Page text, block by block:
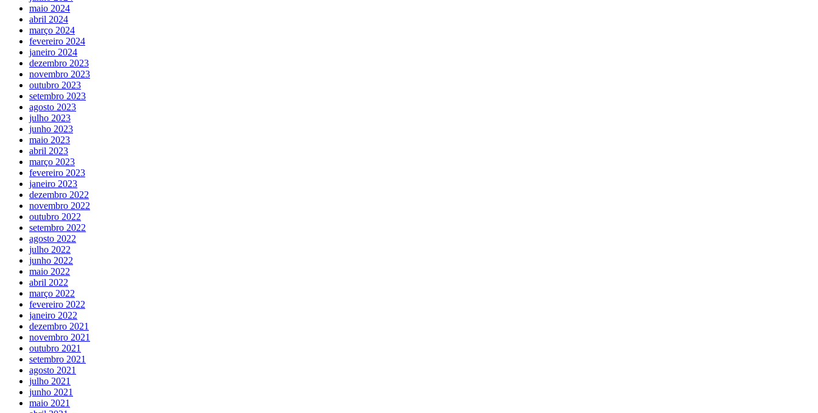
maio 2024
abril 2024
março 2024
fevereiro 2024
janeiro 2024
dezembro 2023
novembro 2023
outubro 2023
setembro 2023
agosto 2023
julho 2023
junho 2023
maio 2023
abril 2023
março 2023
fevereiro 2023
janeiro 2023
dezembro 2022
novembro 2022
outubro 2022
setembro 2022
agosto 2022
julho 2022
junho 2022
maio 2022
abril 2022
março 2022
fevereiro 2022
janeiro 2022
dezembro 2021
novembro 2021
outubro 2021
setembro 2021
agosto 2021
julho 2021
junho 2021
maio 2021